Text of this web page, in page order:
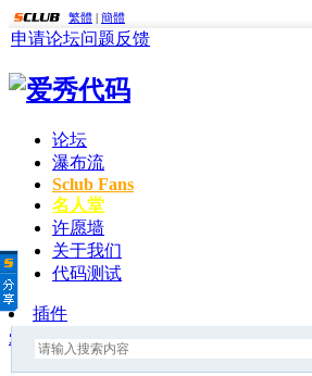
繁體 | 簡體
申请论坛问题反馈
论坛
瀑布流
Sclub Fans
名人堂
许愿墙
关于我们
代码测试
插件
爱秀代码